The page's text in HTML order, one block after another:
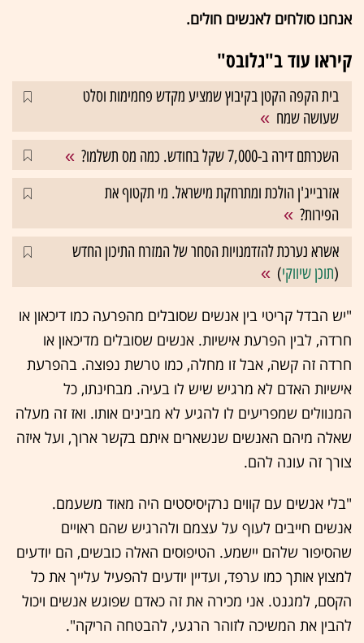
אנחנו סולחים לאנשים חולים.
קיראו עוד ב"גלובס"
בית הקפה הקטן בקיבוץ שמציע מקדש פחמימות וסלט
שעושה שמח
השכרתם דירה ב-7,000 שקל בחודש. כמה מס תשלמו?
אזרבייג'ן הולכת ומתרחקת מישראל. מי תקטוף את
הפירות?
אשרא נערכת להזדמנויות הסחר של המזרח התיכון החדש
(תוכן שיווקי)
"יש הבדל קריטי בין אנשים שסובלים מהפרעה כמו דיכאון או
חרדה, לבין הפרעת אישיות. אנשים שסובלים מדיכאון או
חרדה זה קשה, אבל זו מחלה, כמו טרשת נפוצה. בהפרעת
אישיות האדם לא מרגיש שיש לו בעיה. מבחינתו, כל
המנוולים שמפריעים לו להגיע לא מבינים אותו. ואז זה מעלה
שאלה מיהם האנשים שנשארים איתם בקשר ארוך, ועל איזה
צורך זה עונה להם.
"בלי אנשים עם קווים נרקיסיסטים היה מאוד משעמם.
אנשים חייבים לעוף על עצמם ולהרגיש שהם ראויים
שהסיפור שלהם יישמע. הטיפוסים האלה כובשים, הם יודעים
למצוץ אותך כמו ערפד, ועדיין יודעים להפעיל עלייך את כל
הקסם, למגנט. אני מכירה את זה כאדם שפוגש אנשים ויכול
להבין את המשיכה לזוהר הרגעי, להבטחה הריקה".